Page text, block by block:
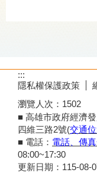
:::
隱私權保護政策
瀏覽人次： 1502
■ 高雄市政府經濟
四維三路2號(交通
■ 電話： 電話、傳
08:00~17:30
更新日期： 115-08-